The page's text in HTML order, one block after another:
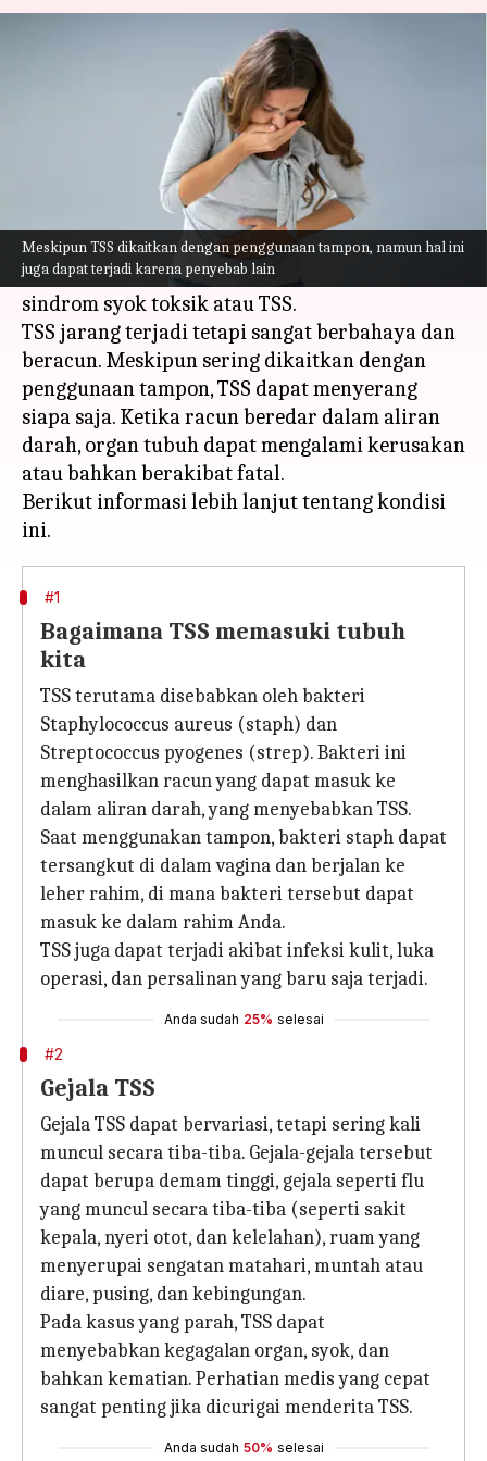
Meskipun TSS dikaitkan dengan penggunaan tampon, namun hal ini
juga dapat terjadi karena penyebab lain
Sindrom syok toksik: Gejala,
penyebab, dan pengobatan
Aug 09, 2023 10:43 am
Tahukah Anda bahwa jenis bakteri tertentu
dapat menyebabkan kondisi yang mengancam
jiwa? Salah satu kondisi tersebut adalah
sindrom syok toksik atau TSS.
TSS jarang terjadi tetapi sangat berbahaya dan
beracun. Meskipun sering dikaitkan dengan
penggunaan tampon, TSS dapat menyerang
siapa saja. Ketika racun beredar dalam aliran
darah, organ tubuh dapat mengalami kerusakan
atau bahkan berakibat fatal.
Berikut informasi lebih lanjut tentang kondisi
#1
Bagaimana TSS memasuki tubuh
kita
TSS terutama disebabkan oleh bakteri
Staphylococcus aureus (staph) dan
Streptococcus pyogenes (strep). Bakteri ini
menghasilkan racun yang dapat masuk ke
dalam aliran darah, yang menyebabkan TSS.
Saat menggunakan tampon, bakteri staph dapat
tersangkut di dalam vagina dan berjalan ke
leher rahim, di mana bakteri tersebut dapat
masuk ke dalam rahim Anda.
TSS juga dapat terjadi akibat infeksi kulit, luka
operasi, dan persalinan yang baru saja terjadi.
Anda sudah 25% selesai
#2
Gejala TSS
Gejala TSS dapat bervariasi, tetapi sering kali
muncul secara tiba-tiba. Gejala-gejala tersebut
dapat berupa demam tinggi, gejala seperti flu
yang muncul secara tiba-tiba (seperti sakit
kepala, nyeri otot, dan kelelahan), ruam yang
menyerupai sengatan matahari, muntah atau
diare, pusing, dan kebingungan.
Pada kasus yang parah, TSS dapat
menyebabkan kegagalan organ, syok, dan
bahkan kematian. Perhatian medis yang cepat
sangat penting jika dicurigai menderita TSS.
Anda sudah 50% selesai